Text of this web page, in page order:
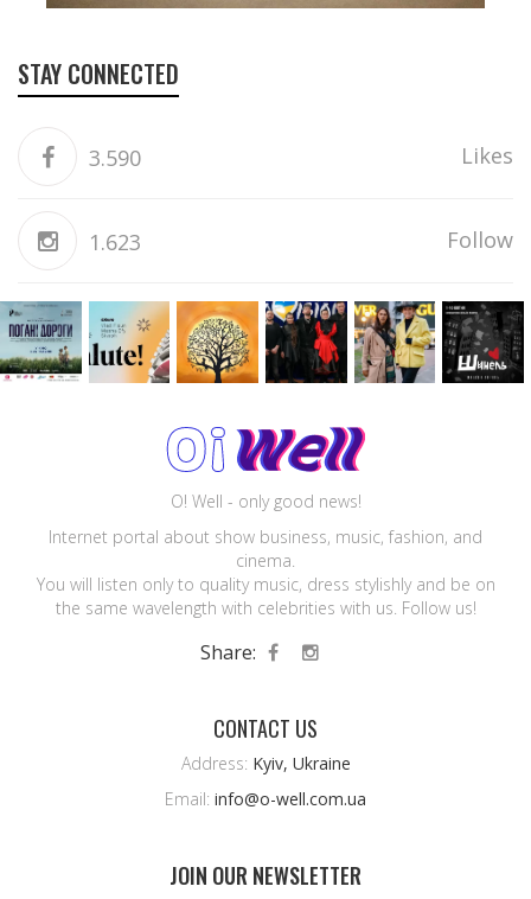
STAY CONNECTED
3.590 Likes
1.623 Follow
O! Well - only good news!
Internet portal about show business, music, fashion, and
cinema.
You will listen only to quality music, dress stylishly and be on
the same wavelength with celebrities with us. Follow us!
Share:
CONTACT US
Address: Kyiv, Ukraine
Email: info@o-well.com.ua
JOIN OUR NEWSLETTER